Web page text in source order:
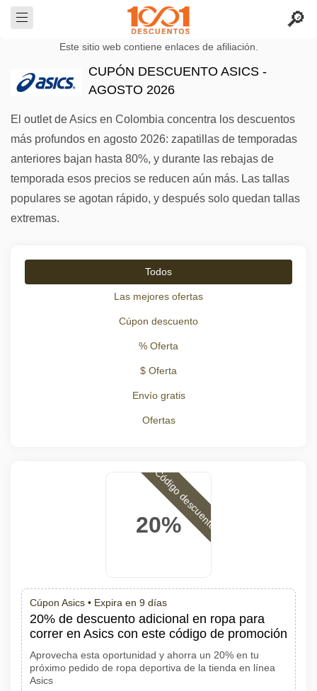
Este sitio web contiene enlaces de afiliación.
CUPÓN DESCUENTO ASICS -
AGOSTO 2026
El outlet de Asics en Colombia concentra los descuentos
más profundos en agosto 2026: zapatillas de temporadas
anteriores bajan hasta 80%, y durante las rebajas de
temporada esos precios se reducen aún más. Las tallas
populares se agotan rápido, y después solo quedan tallas
extremas.
Todos
Las mejores ofertas
Cúpon descuento
% Oferta
$ Oferta
Envío gratis
Ofertas
20%
Código descuento
Cúpon Asics • Expira en 9 días
20% de descuento adicional en ropa para
correr en Asics con este código de promoción
Aprovecha esta oportunidad y ahorra un 20% en tu
próximo pedido de ropa deportiva de la tienda en línea
Asics